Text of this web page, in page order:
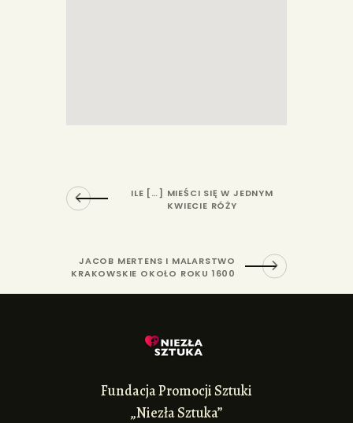
ILE […] MIEŚCI SIĘ W JEDNYM
KWIECIE RÓŻY
JACOB MERTENS I MALARSTWO
KRAKOWSKIE OKOŁO ROKU 1600
Fundacja Promocji Sztuki
„Niezła Sztuka”